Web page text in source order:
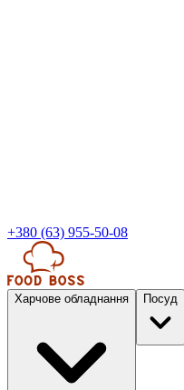
+380 (63) 955-50-08
Харчове обладнання Посуд